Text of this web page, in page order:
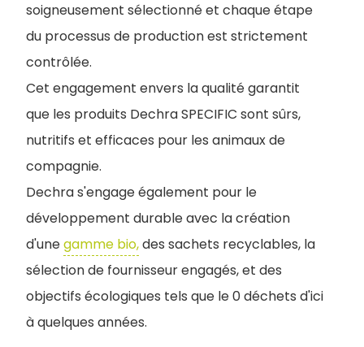
soigneusement sélectionné et chaque étape
du processus de production est strictement
contrôlée.
Cet engagement envers la qualité garantit
que les produits Dechra SPECIFIC sont sûrs,
nutritifs et efficaces pour les animaux de
compagnie.
Dechra s'engage également pour le
développement durable avec la création
d'unegamme bio,des sachets recyclables, la
sélection de fournisseur engagés, et des
objectifs écologiques tels que le 0 déchets d'ici
à quelques années.